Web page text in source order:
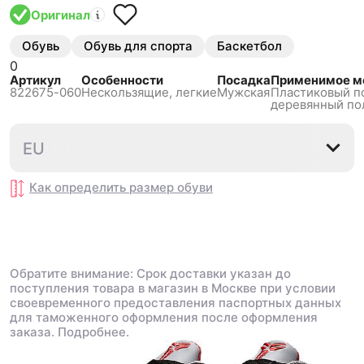
Оригинал
Обувь Обувь для спорта Баскетбол
0
Артикул
822675-060
Особенности
Нескользящиe, легкие
Посадка
Мужская
Применимое
Пластиковый
деревянный
EU
Как определить размер обуви
Обратите внимание: Срок доставки указан до
поступления товара в магазин в Москве при условии
своевременного предоставления паспортных данных
для таможенного оформления после оформления
заказа. Подробнее.